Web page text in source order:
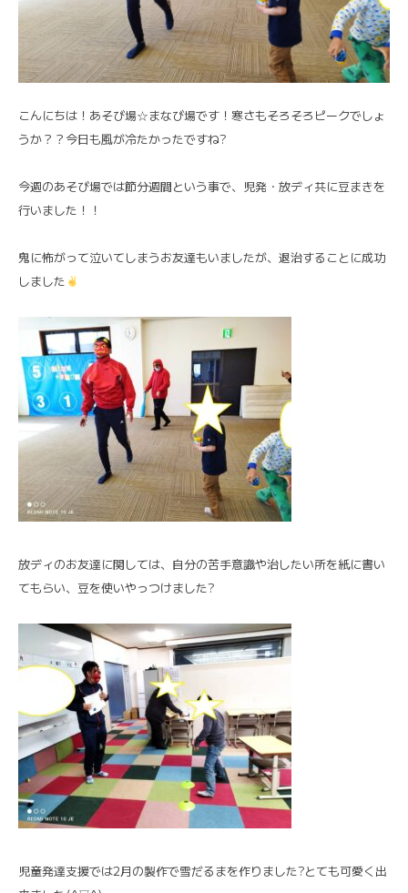
こんにちは！あそび場☆まなび場です！寒さもそろそろピークでしょ
うか？？今日も風が冷たかったですね?
今週のあそび場では節分週間という事で、児発・放ディ共に豆まきを
行いました！！
鬼に怖がって泣いてしまうお友達もいましたが、退治することに成功
しました
放ディのお友達に関しては、自分の苦手意識や治したい所を紙に書い
てもらい、豆を使いやっつけました?
児童発達支援では2月の製作で雪だるまを作りました?とても可愛く出